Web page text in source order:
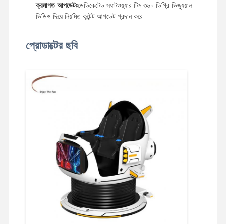
ভিআর আর্কেড শুটার
ভিআর কার রেসিং সিমুলেটর
ক্রমাগত আপডেটঃডেডিকেটেড সফটওয়্যার টিম ৩৬০ ডিগ্রি ভিজ্যুয়াল
ভিডিও দিয়ে নিয়মিত কন্টেন্ট আপডেট প্রদান করে
প্রোডাক্টের ছবি